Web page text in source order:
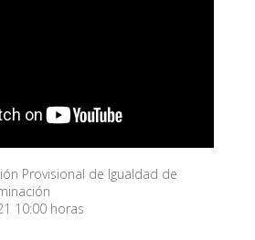
Provisional de Igualdad de
10:00 horas